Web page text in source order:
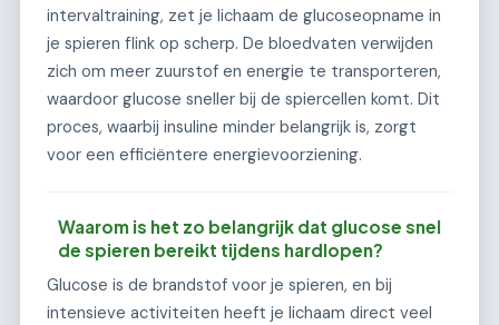
intervaltraining, zet je lichaam de glucoseopname in
je spieren flink op scherp. De bloedvaten verwijden
zich om meer zuurstof en energie te transporteren,
waardoor glucose sneller bij de spiercellen komt. Dit
proces, waarbij insuline minder belangrijk is, zorgt
voor een efficiëntere energievoorziening.
Waarom is het zo belangrijk dat glucose snel
de spieren bereikt tijdens hardlopen?
Glucose is de brandstof voor je spieren, en bij
intensieve activiteiten heeft je lichaam direct veel